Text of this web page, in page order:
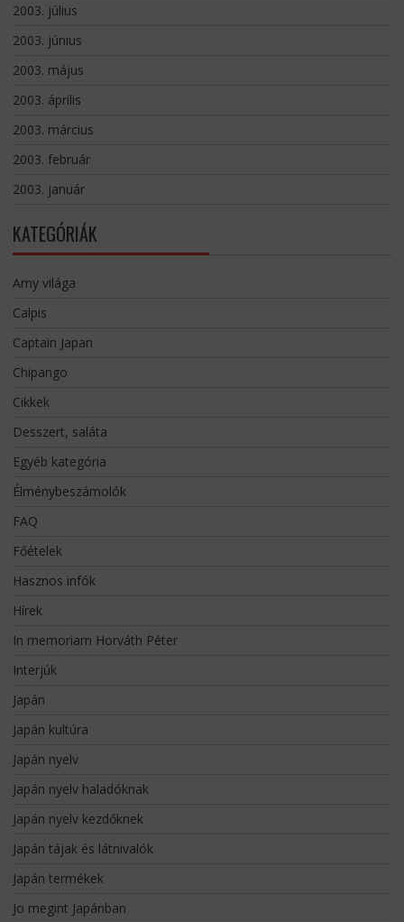
2003. július
2003. június
2003. május
2003. április
2003. március
2003. február
2003. január
KATEGÓRIÁK
Amy világa
Calpis
Captain Japan
Chipango
Cikkek
Desszert, saláta
Egyéb kategória
Élménybeszámolók
FAQ
Főételek
Hasznos infók
Hírek
In memoriam Horváth Péter
Interjúk
Japán
Japán kultúra
Japán nyelv
Japán nyelv haladóknak
Japán nyelv kezdőknek
Japán tájak és látnivalók
Japán termékek
Jo megint Japánban